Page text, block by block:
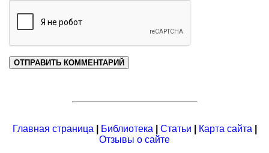
Главная страница Библиотека Статьи Карта сайта
Отзывы о сайте